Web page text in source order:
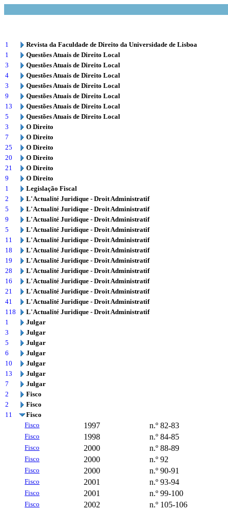
1
Revista da Faculdade de Direito da Universidade de Lisboa
1
Questões Atuais de Direito Local
3
Questões Atuais de Direito Local
4
Questões Atuais de Direito Local
3
Questões Atuais de Direito Local
9
Questões Atuais de Direito Local
13
Questões Atuais de Direito Local
5
Questões Atuais de Direito Local
3
O Direito
7
O Direito
25
O Direito
20
O Direito
21
O Direito
9
O Direito
1
Legislação Fiscal
2
L'Actualité Juridique - Droit Administratif
5
L'Actualité Juridique - Droit Administratif
9
L'Actualité Juridique - Droit Administratif
5
L'Actualité Juridique - Droit Administratif
11
L'Actualité Juridique - Droit Administratif
18
L'Actualité Juridique - Droit Administratif
19
L'Actualité Juridique - Droit Administratif
28
L'Actualité Juridique - Droit Administratif
16
L'Actualité Juridique - Droit Administratif
21
L'Actualité Juridique - Droit Administratif
41
L'Actualité Juridique - Droit Administratif
118
L'Actualité Juridique - Droit Administratif
1
Julgar
3
Julgar
5
Julgar
6
Julgar
10
Julgar
13
Julgar
7
Julgar
2
Fisco
2
Fisco
11
Fisco
Fisco
1997 n.º 82-83
Fisco 1998 n.º 84-85
Fisco 2000 n.º 88-89
Fisco 2000 n.º 92
Fisco 2000 n.º 90-91
Fisco 2001 n.º 93-94
Fisco 2001 n.º 99-100
Fisco 2002 n.º 105-106